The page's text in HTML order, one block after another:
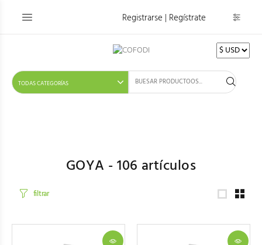
Registrarse | Regístrate
GOYA -106 artículos
filtrar